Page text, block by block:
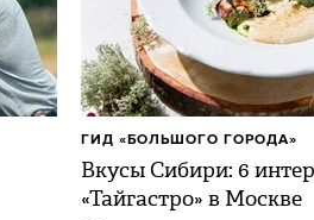
Вкусы Сибири: 6
«Тайгастро» в Москве
ГИД «БОЛЬШОГО ГОРОДА»